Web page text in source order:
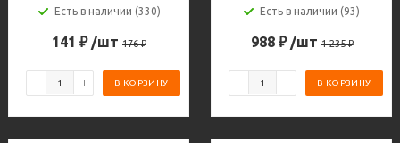
Есть в наличии (330)
141 ₽ /шт 176₽
В КОРЗИНУ
Есть в наличии (93)
988₽ /шт 1 235₽
В КОРЗИНУ